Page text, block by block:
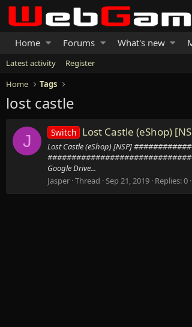
Home Forums What's new
Latest activity
Register
Home
Tags
lost castle
J Switch Lost Castle (eShop)
Lost Castle (eShop) [NSP]
Google Drive...
Jasper Thread Sep 21, 2019 Replies: 0